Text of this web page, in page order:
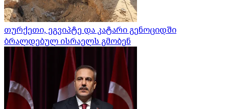
თურქეთი, ეგვიპტე და კატარი გენოციდში
ბრალდებულ ისრაელს გმობენ